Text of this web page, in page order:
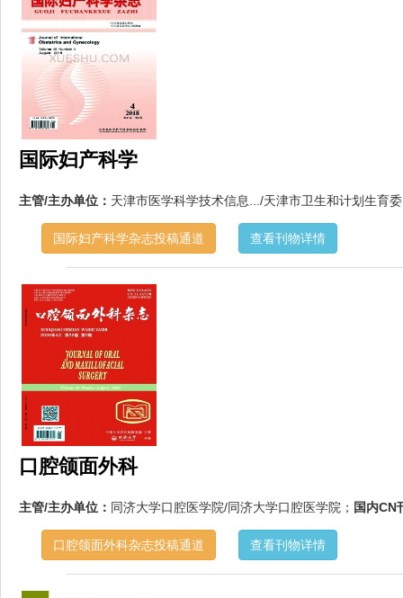
国际妇产科学
主管/主办单位： 天津市医学科学技术信息.../天津市卫生和计划生育
国际妇产科学杂志投稿通道 查看刊物详情
口腔颌面外科
主管/主办单位： 同济大学口腔医学院/同济大学口腔医学院； 国内CN
口腔颌面外科杂志投稿通道 查看刊物详情